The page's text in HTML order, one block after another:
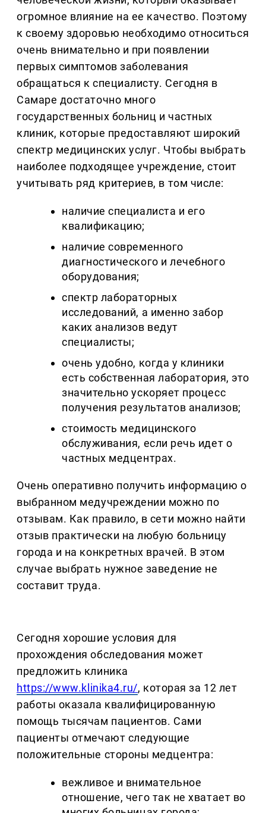
огромное влияние на ее качество. Поэтому
к своему здоровью необходимо относиться
очень внимательно и при появлении
первых симптомов заболевания
обращаться к специалисту. Сегодня в
Самаре достаточно много
государственных больниц и частных
клиник, которые предоставляют широкий
спектр медицинских услуг. Чтобы выбрать
наиболее подходящее учреждение, стоит
учитывать ряд критериев, в том числе:
наличие специалиста и его
квалификацию;
наличие современного
диагностического и лечебного
оборудования;
спектр лабораторных
исследований, а именно забор
каких анализов ведут
специалисты;
очень удобно, когда у клиники
есть собственная лаборатория, это
значительно ускоряет процесс
получения результатов анализов;
стоимость медицинского
обслуживания, если речь идет о
частных медцентрах.
Очень оперативно получить информацию о
выбранном медучреждении можно по
отзывам. Как правило, в сети можно найти
отзыв практически на любую больницу
города и на конкретных врачей. В этом
случае выбрать нужное заведение не
составит труда.
Сегодня хорошие условия для
прохождения обследования может
предложить клиника
https://www.klinika4.ru/, которая за 12 лет
работы оказала квалифицированную
помощь тысячам пациентов. Сами
пациенты отмечают следующие
положительные стороны медцентра:
вежливое и внимательное
отношение, чего так не хватает во